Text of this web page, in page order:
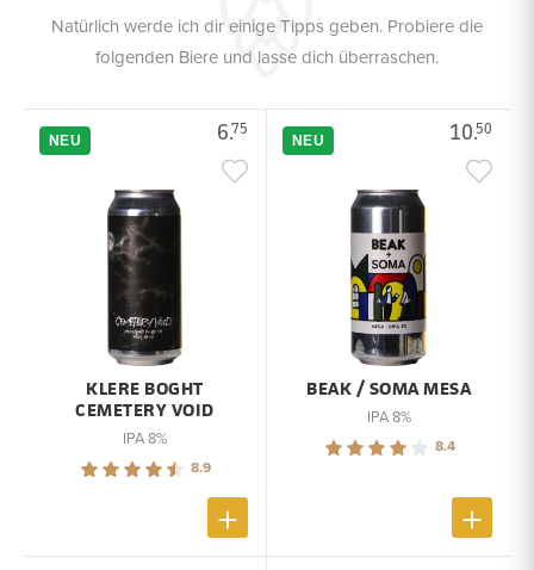
Natürlich werde ich dir einige Tipps geben. Probiere die
folgenden Biere und lasse dich überraschen.
6.75
NEU
KLERE BOGHT
CEMETERY VOID
IPA 8%
8.9
10.50
NEU
BEAK / SOMA MESA
IPA 8%
8.4